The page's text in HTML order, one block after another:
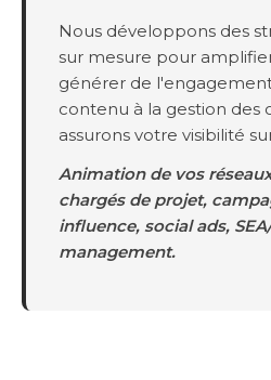
Nous développons des
sur mesure pour
générer de
contenu à la gestion des
assurons votre visibilité
Animation de vos
chargés de projet,
influence, social ads,
management.